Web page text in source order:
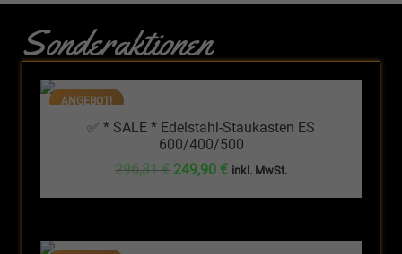
Sonderaktionen
ANGEBOT!
✅ * SALE * Edelstahl-Staukasten ES
600/400/500
296,31€ Ursprünglicher
Preis
296,31 €
249,90 €Aktueller
Preis
249,90 €.
inkl. MwSt.